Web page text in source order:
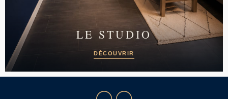
LE STUDIO
DÉCOUVRIR